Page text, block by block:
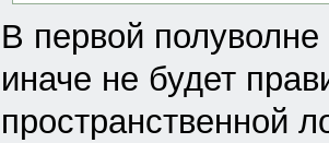
В первой
иначе не будет
пространственной